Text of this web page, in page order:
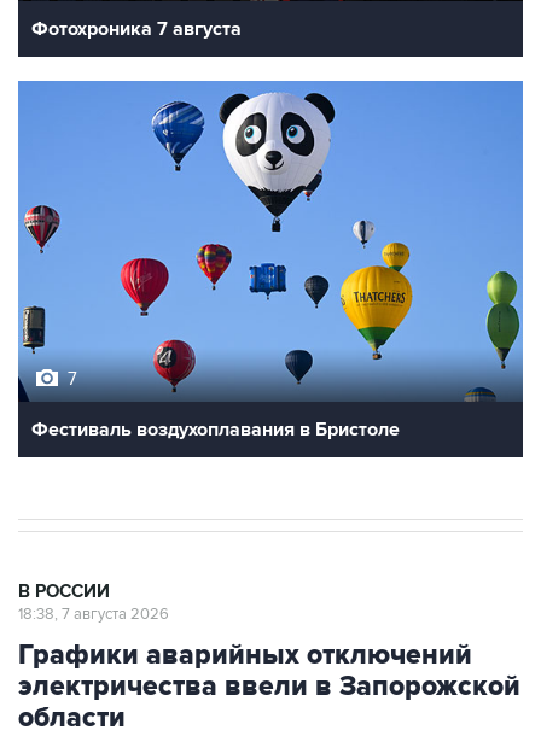
Фотохроника 7 августа
7
Фестиваль воздухоплавания в Бристоле
В РОССИИ
18:38, 7 августа 2026
Графики аварийных отключений
электричества ввели в Запорожской
области